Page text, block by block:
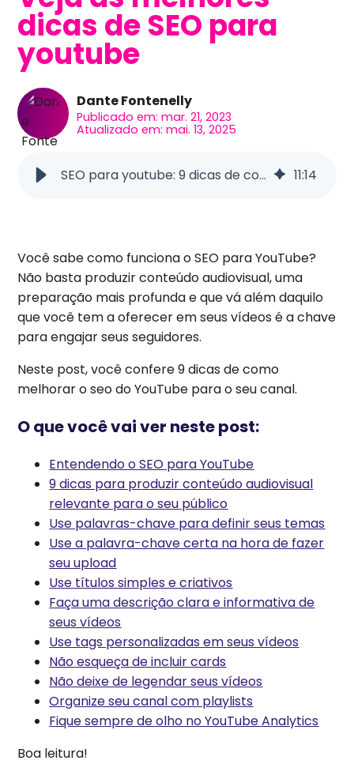
dicas de SEO para
youtube
Dante Fontenelly
Publicado em: mar. 21, 2023
Atualizado em: mai. 13, 2025
SEO para youtube: 9 dicas de como fazer a plataforma decolar 11:14
Você sabe como funciona o SEO para YouTube?
Não basta produzir conteúdo audiovisual, uma
preparação mais profunda e que vá além daquilo
que você tem a oferecer em seus vídeos é a chave
para engajar seus seguidores.
Neste post, você confere 9 dicas de como
melhorar o seo do YouTube para o seu canal.
O que você vai ver neste post:
Entendendo o SEO para YouTube
9 dicas para produzir conteúdo audiovisual
relevante para o seu público
Use palavras-chave para definir seus temas
Use a palavra-chave certa na hora de fazer
seu upload
Use títulos simples e criativos
Faça uma descrição clara e informativa de
seus vídeos
Use tags personalizadas em seus vídeos
Não esqueça de incluir cards
Não deixe de legendar seus vídeos
Organize seu canal com playlists
Fique sempre de olho no YouTube Analytics
Boa leitura!